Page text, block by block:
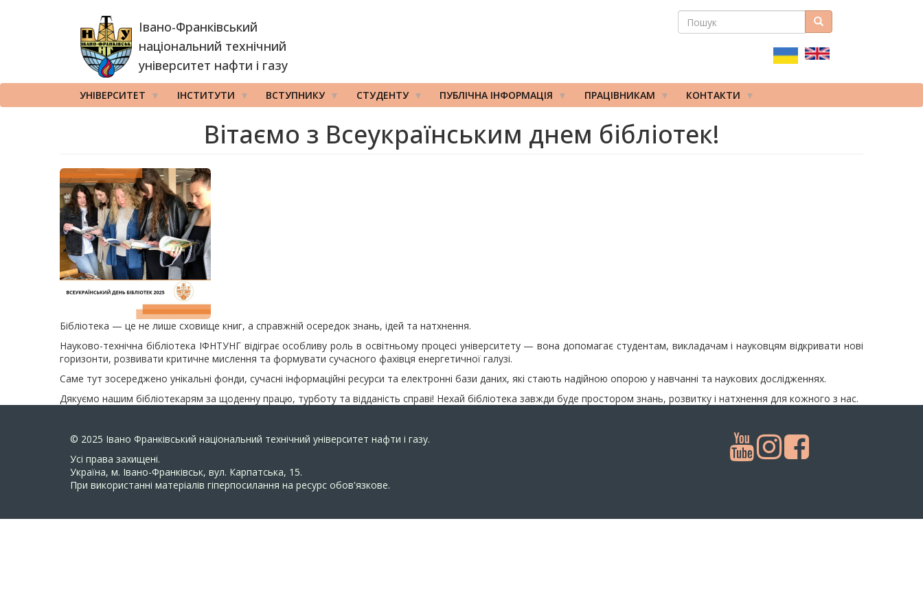
Івано-Франківський
національний технічний
університет нафти і газу
ПОШУКОВА
ПОШУК Пошук
УНІВЕРСИТЕТ ІНСТИТУТИ ВСТУПНИКУ СТУДЕНТУ ПУБЛІЧНА ІНФОРМАЦІЯ ПРАЦІВНИКАМ КОНТАКТИ
Вітаємо з Всеукраїнським днем бібліотек!
Бібліотека — це не лише сховище книг, а справжній осередок знань, ідей та натхнення.
Науково-технічна бібліотека ІФНТУНГ відіграє особливу роль в освітньому процесі університету — вона допомагає студентам, викладачам і науковцям відкривати нові
горизонти, розвивати критичне мислення та формувати сучасного фахівця енергетичної галузі.
Саме тут зосереджено унікальні фонди, сучасні інформаційні ресурси та електронні бази даних, які стають надійною опорою у навчанні та наукових дослідженнях.
Дякуємо нашим бібліотекарям за щоденну працю, турботу та відданість справі! Нехай бібліотека завжди буде простором знань, розвитку і натхнення для кожного з нас.
© 2025 Івано Франківський національний технічний університет нафти і газу.
Усi права захищенi.
Україна, м. Івано-Франківськ, вул. Карпатська, 15.
При використанні матеріалів гіперпосилання на ресурс обов'язкове.